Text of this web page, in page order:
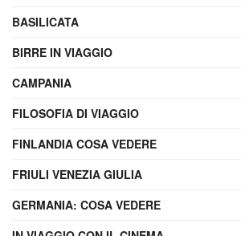
BASILICATA
BIRRE IN VIAGGIO
CAMPANIA
FILOSOFIA DI VIAGGIO
FINLANDIA COSA VEDERE
FRIULI VENEZIA GIULIA
GERMANIA: COSA VEDERE